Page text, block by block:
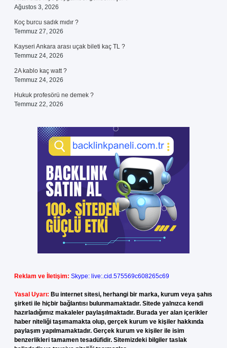
Ağustos 3, 2026
Koç burcu sadık mıdır ?
Temmuz 27, 2026
Kayseri Ankara arası uçak bileti kaç TL ?
Temmuz 24, 2026
2A kablo kaç watt ?
Temmuz 24, 2026
Hukuk profesörü ne demek ?
Temmuz 22, 2026
Reklam ve İletişim: Skype: live:.cid.575569c608265c69
Yasal Uyarı: Bu internet sitesi, herhangi bir marka, kurum veya şahıs
şirketi ile hiçbir bağlantısı bulunmamaktadır. Sitede yalnızca kendi
hazırladığımız makaleler paylaşılmaktadır. Burada yer alan içerikler
haber niteliği taşımamakta olup, gerçek kurum ve kişiler hakkında
paylaşım yapılmamaktadır. Gerçek kurum ve kişiler ile isim
benzerlikleri tamamen tesadüfidir. Sitemizdeki bilgiler taslak